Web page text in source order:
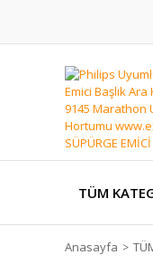
TÜM
Anasayfa